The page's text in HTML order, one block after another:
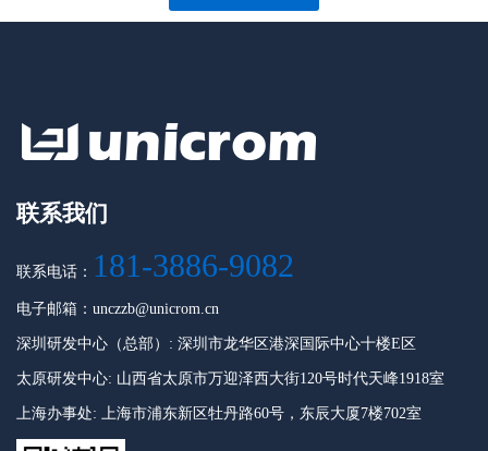
联系我们
联系电话： 181-3886-9082
电子邮箱：unczzb@unicrom.cn
深圳研发中心（总部）: 深圳市龙华区港深国际中心十楼E区
太原研发中心: 山西省太原市万迎泽西大街120号时代天峰1918室
上海办事处: 上海市浦东新区牡丹路60号，东辰大厦7楼702室